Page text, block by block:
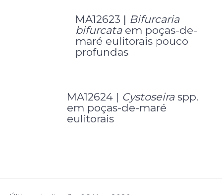
MA12623 | Bifurcaria
bifurcataem poças-de-
maré eulitorais pouco
profundas
MA12624 | Cystoseiraspp.
em poças-de-maré
eulitorais